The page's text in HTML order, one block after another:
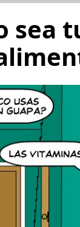
sea